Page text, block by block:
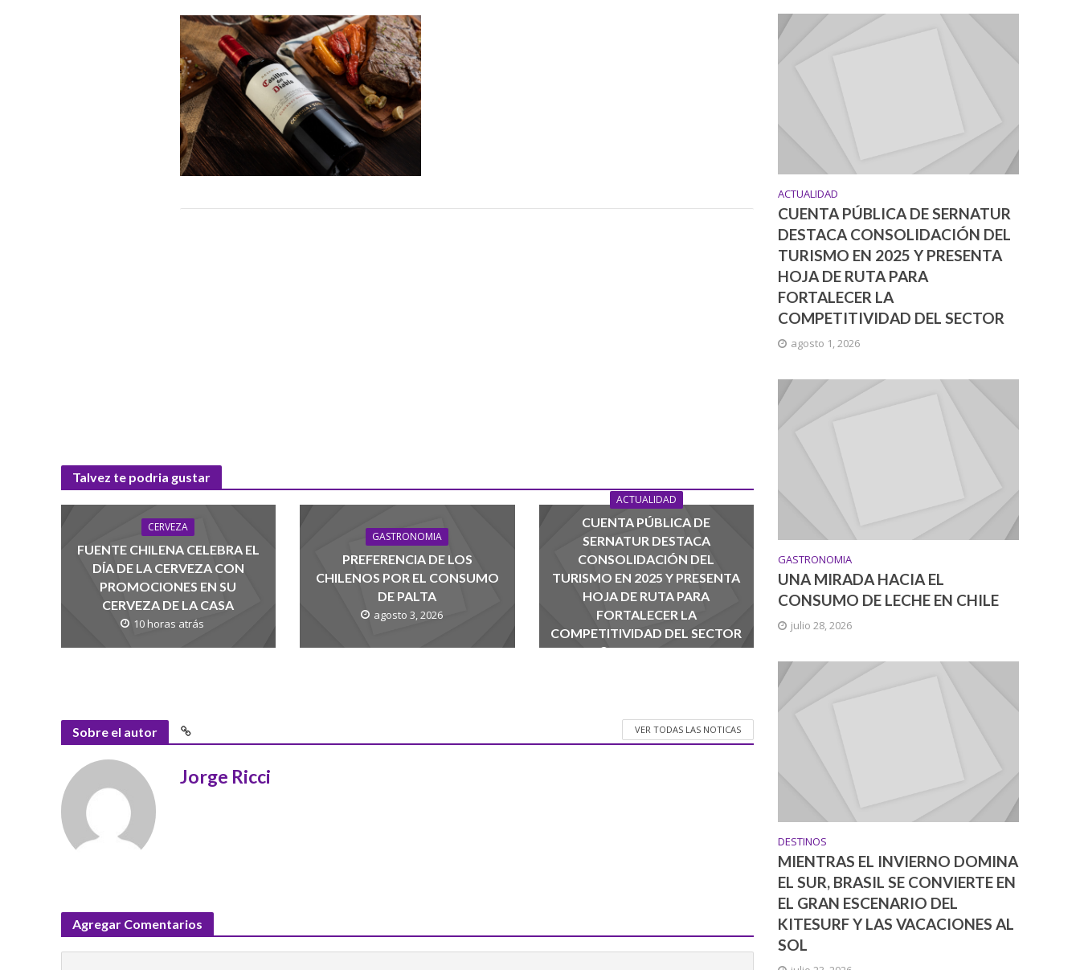
Talvez te podria gustar
CERVEZA
FUENTE CHILENA CELEBRA EL
DÍA DE LA CERVEZA CON
PROMOCIONES EN SU
CERVEZA DE LA CASA
10 horas atrás
GASTRONOMIA
PREFERENCIA DE LOS
CHILENOS POR EL CONSUMO
DE PALTA
agosto 3, 2026
ACTUALIDAD
CUENTA PÚBLICA DE
SERNATUR DESTACA
CONSOLIDACIÓN DEL
TURISMO EN 2025 Y PRESENTA
HOJA DE RUTA PARA
FORTALECER LA
COMPETITIVIDAD DEL SECTOR
agosto 1, 2026
Sobre el autor VER TODAS LAS NOTICAS
Jorge Ricci
Agregar Comentarios
ACTUALIDAD
CUENTA PÚBLICA DE SERNATUR
DESTACA CONSOLIDACIÓN DEL
TURISMO EN 2025 Y PRESENTA
HOJA DE RUTA PARA
FORTALECER LA
COMPETITIVIDAD DEL SECTOR
agosto 1, 2026
GASTRONOMIA
UNA MIRADA HACIA EL
CONSUMO DE LECHE EN CHILE
julio 28, 2026
DESTINOS
MIENTRAS EL INVIERNO DOMINA
EL SUR, BRASIL SE CONVIERTE EN
EL GRAN ESCENARIO DEL
KITESURF Y LAS VACACIONES AL
SOL